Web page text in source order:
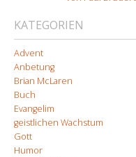
KATEGORIEN
Advent
Anbetung
Brian McLaren
Buch
Evangelim
geistlichen Wachstum
Gott
Humor